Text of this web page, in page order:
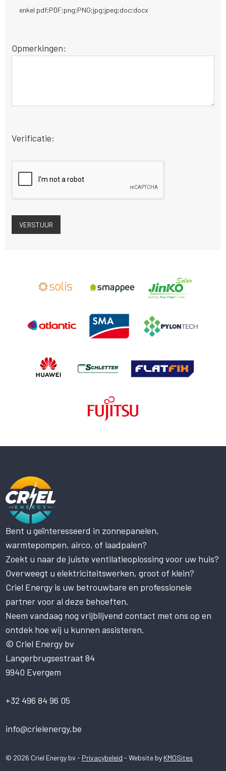
enkel pdf;PDF;png;PNG;jpg;jpeg;doc;docx
Opmerkingen:
Verificatie:
Bent u geïnteresseerd in zonnepanelen,
warmtepompen, airco, of laadpalen?
Zoekt u naar de juiste ventilatieoplossing voor uw huis?
Overweegt u elektriciteitswerken, groot of klein?
Criel Energy is uw betrouwbare en professionele
partner voor al deze behoeften.
Neem vandaag nog vrijblijvend contact met ons op en
ontdek hoe wij u kunnen assisteren.
© Criel Energy bv
Langerbrugsestraat 84
9940 Evergem
+32 496 84 96 05
info@crielenergy.be
© 2026 Criel Energy bv - Privacybeleid - Website by KMOSites
Deze website maakt gebruik
van cookies.
Deze website gebruikt cookies om uw
gebruikerservaring te verbeteren. Door
onze website te gebruiken, stemt u in met
alle cookies in overeenstemming met ons
Cookiebeleid.Lees verder
STRIKT NOODZAKELIJK
PRESTATIE
TARGETING
FUNCTIONEEL
NIET-GECLASSIFICEERD